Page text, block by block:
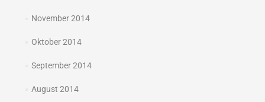
November 2014
Oktober 2014
September 2014
August 2014